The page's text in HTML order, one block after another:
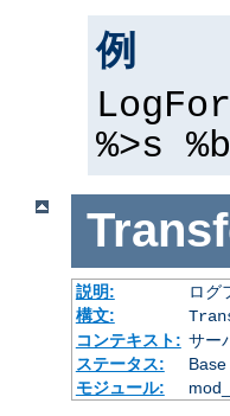
例
%>s
説明:
ログ
構文:
コンテキスト: サー
ステータス:
Base
モジュール: